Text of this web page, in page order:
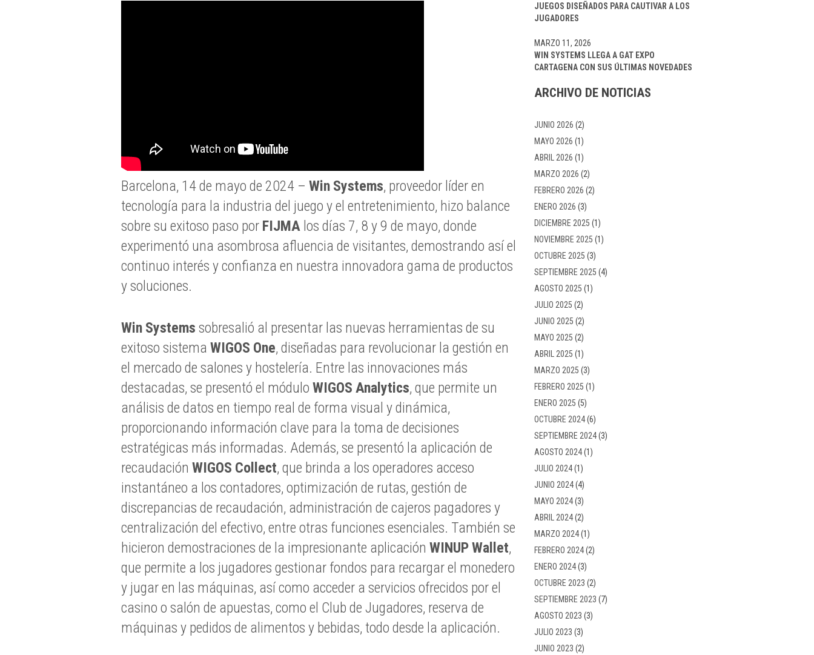
Barcelona, 14 de mayo de 2024 – Win Systems, proveedor líder en
tecnología para la industria del juego y el entretenimiento, hizo balance
sobre su exitoso paso por FIJMAlos días 7, 8 y 9 de mayo, donde
experimentó una asombrosa afluencia de visitantes, demostrando así el
continuo interés y confianza en nuestra innovadora gama de productos
y soluciones.
Win Systems sobresalió al presentar las nuevas herramientas de su
exitoso sistema WIGOS One, diseñadas para revolucionar la gestión en
el mercado de salones y hostelería. Entre las innovaciones más
destacadas, se presentó el módulo WIGOS Analytics, que permite un
análisis de datos en tiempo real de forma visual y dinámica,
proporcionando información clave para la toma de decisiones
estratégicas más informadas. Además, se presentó la aplicación de
recaudación WIGOS Collect, que brinda a los operadores acceso
instantáneo a los contadores, optimización de rutas, gestión de
discrepancias de recaudación, administración de cajeros pagadores y
centralización del efectivo, entre otras funciones esenciales. También se
hicieron demostraciones de la impresionante aplicación WINUP Wallet,
que permite a los jugadores gestionar fondos para recargar el monedero
y jugar en las máquinas, así como acceder a servicios ofrecidos por el
casino o salón de apuestas, como el Club de Jugadores, reserva de
máquinas y pedidos de alimentos y bebidas, todo desde la aplicación.
JUEGOS DISEÑADOS PARA CAUTIVAR A LOS
JUGADORES
WIN SYSTEMS LLEGA A GAT EXPO
CARTAGENA CON SUS ÚLTIMAS NOVEDADES
MARZO 11, 2026
ARCHIVO DE NOTICIAS
JUNIO 2026 (2)
MAYO 2026 (1)
ABRIL 2026 (1)
MARZO 2026 (2)
FEBRERO 2026 (2)
ENERO 2026 (3)
DICIEMBRE 2025 (1)
NOVIEMBRE 2025 (1)
OCTUBRE 2025 (3)
SEPTIEMBRE 2025 (4)
AGOSTO 2025 (1)
JULIO 2025 (2)
JUNIO 2025 (2)
MAYO 2025 (2)
ABRIL 2025 (1)
MARZO 2025 (3)
FEBRERO 2025 (1)
ENERO 2025 (5)
OCTUBRE 2024(6)
SEPTIEMBRE 2024(3)
AGOSTO 2024(1)
JULIO 2024(1)
JUNIO 2024(4)
MAYO 2024(3)
ABRIL 2024(2)
MARZO 2024(1)
FEBRERO 2024(2)
ENERO 2024(3)
OCTUBRE 2023 (2)
SEPTIEMBRE 2023 (7)
AGOSTO 2023 (3)
JULIO 2023 (3)
JUNIO 2023 (2)